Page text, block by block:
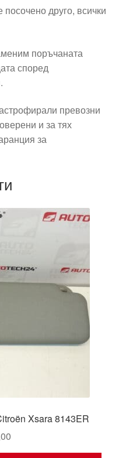
друго, всички
поръчаната
според
превозни
и за тях
за
Xsara 8143ER